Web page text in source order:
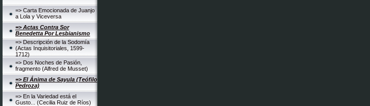
=> Carta Emocionada de Juanjo
a Lola y Viceversa
=> Actas Contra Sor
Benedetta Por Lesbianismo
=> Descripción de la Sodomía
(Actas Inquisitoriales, 1599-
1712)
=> Dos Noches de Pasión,
fragmento (Alfred de Musset)
=> El Ánima de Sayula (Teófilo
Pedroza)
=> En la Variedad está el
Gusto... (Cecilia Ruiz de Ríos)